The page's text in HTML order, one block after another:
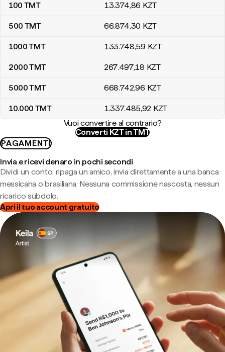
100 TMT 13.374,86 KZT
500 TMT 66.874,30 KZT
1000TMT 133.748,59 KZT
2000TMT 267.497,18 KZT
5000TMT 668.742,96 KZT
10.000 TMT 1.337.485,92 KZT
Vuoi convertire al contrario?
Converti KZT in TMT
PAGAMENTI
Invia e ricevi denaro in pochi secondi
Dividi un conto, ripaga un amico, invia direttamente a una banca
messicana o brasiliana. Nessuna commissione nascosta, nessun
ricarico subdolo.
Apri il tuo account gratuito